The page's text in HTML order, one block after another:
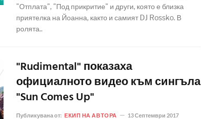
"Отплата", "Под прикритие" и други, която е близка
приятелка на Йоанна, както и самият DJ Rossko. В
ролята..
"Rudimental" показаха
официалното видео към сингъла
"Sun Comes Up"
Публикувана от: ЕКИП НА АВТОРА 13 Септември 2017